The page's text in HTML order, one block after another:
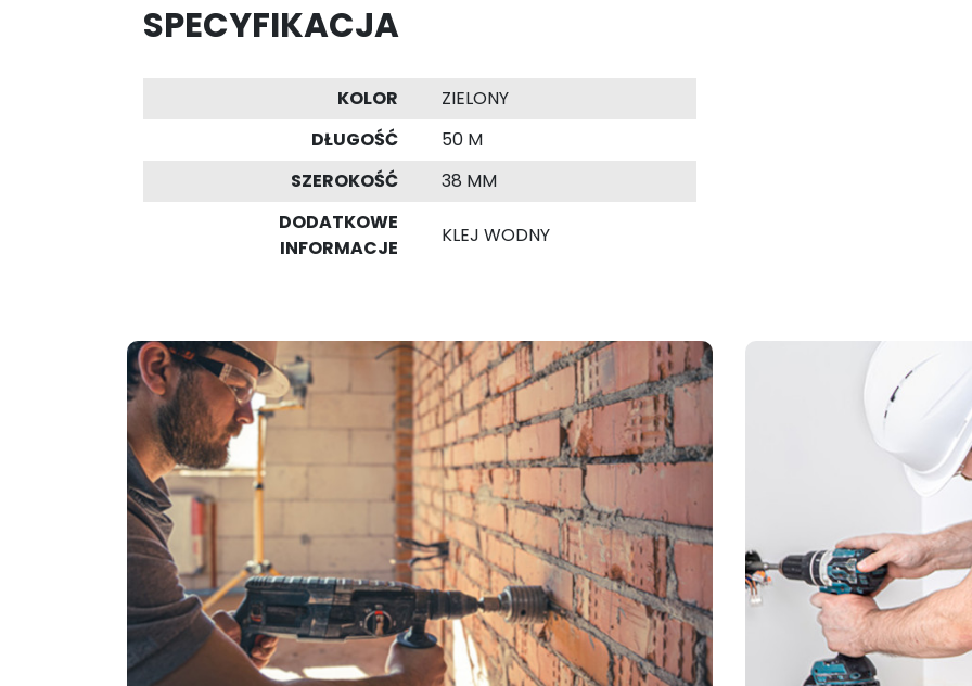
SPECYFIKACJA
KOLOR
ZIELONY
DŁUGOŚĆ
50 M
SZEROKOŚĆ
38 MM
DODATKOWE
INFORMACJE
KLEJ WODNY